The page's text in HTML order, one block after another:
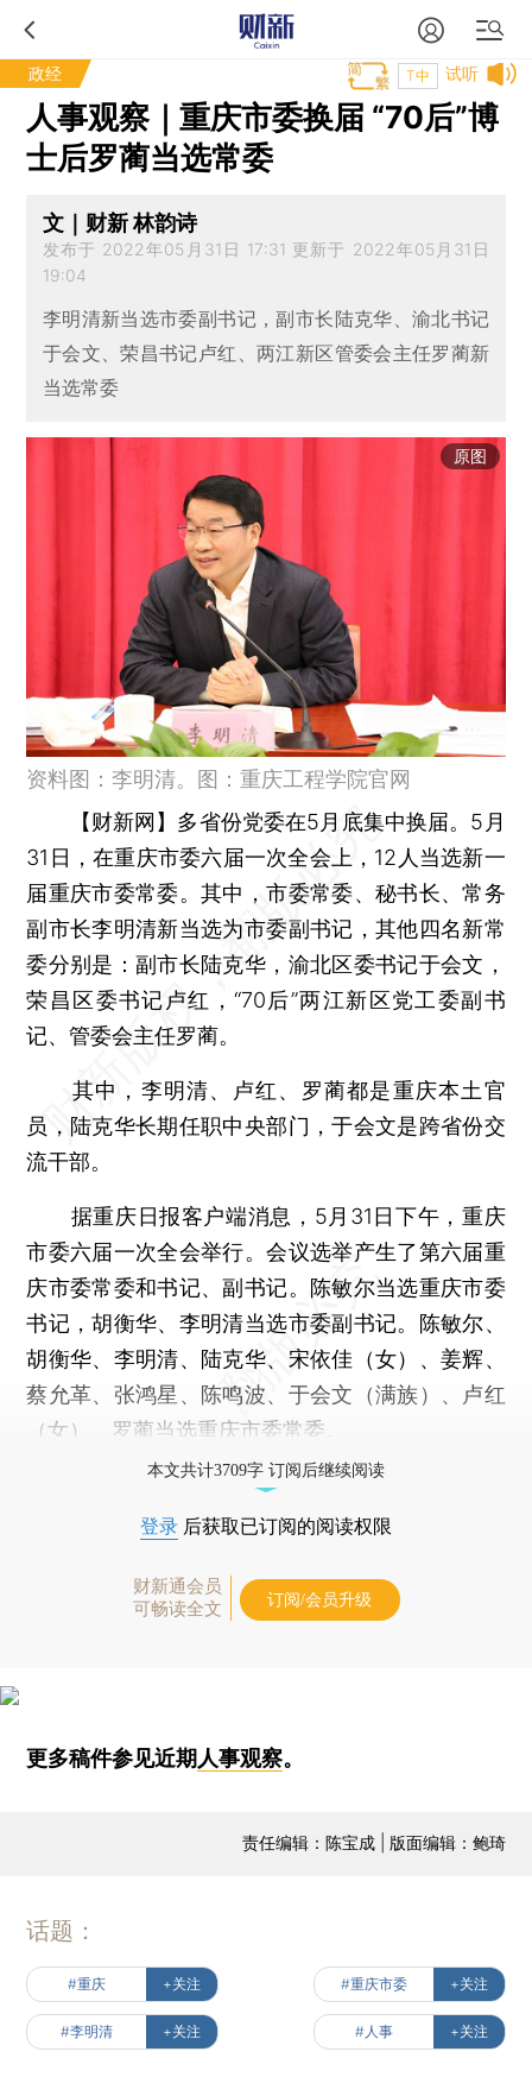
政经 试听
T中
人事观察｜重庆市委换届 “70后”博
士后罗蔺当选常委
文｜财新 林韵诗
发布于 2022年05月31日 17:31 更新于 2022年05月31日
19:04
李明清新当选市委副书记，副市长陆克华、渝北书记
于会文、荣昌书记卢红、两江新区管委会主任罗蔺新
当选常委
原图
资料图：李明清。图：重庆工程学院官网
【财新网】 多省份党委在5月底集中换届。5月
31日，在重庆市委六届一次全会上，12人当选新一
届重庆市委常委。其中，市委常委、秘书长、常务
副市长李明清新当选为市委副书记，其他四名新常
委分别是：副市长陆克华，渝北区委书记于会文，
荣昌区委书记卢红，“70后”两江新区党工委副书
记、管委会主任罗蔺。
其中，李明清、卢红、罗蔺都是重庆本土官
员，陆克华长期任职中央部门，于会文是跨省份交
流干部。
据重庆日报客户端消息，5月31日下午，重庆
市委六届一次全会举行。会议选举产生了第六届重
庆市委常委和书记、副书记。陈敏尔当选重庆市委
书记，胡衡华、李明清当选市委副书记。陈敏尔、
胡衡华、李明清、陆克华、宋依佳（女）、姜辉、
蔡允革、张鸿星、陈鸣波、于会文（满族）、卢红
（女）、罗蔺当选重庆市委常委。
本文共计3709字 订阅后继续阅读
登录 后获取已订阅的阅读权限
财新通会员
可畅读全文
订阅/会员升级
更多稿件参见近期人事观察。
责任编辑：陈宝成 | 版面编辑：鲍琦
话题：
#重庆 +关注 #重庆市委 +关注
#李明清 +关注 #人事 +关注